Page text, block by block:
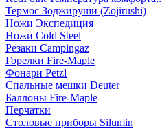
Термос Зоджируши (Zojirushi)
Ножи Экспедиция
Ножи Cold Steel
Резаки Campingaz
Горелки Fire-Maple
Фонари Petzl
Спальные мешки Deuter
Баллоны Fire-Maple
Перчатки
Столовые приборы Silumin